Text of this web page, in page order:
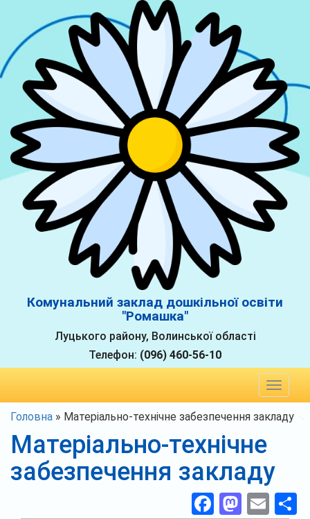
Комунальний заклад дошкільної освіти
"Ромашка"
Луцького району, Волинської області
Телефон: (096) 460-56-10
Toggle
Головна » Матеріально-технічне забезпечення закладу
Матеріально-технічне
забезпечення закладу
Facebook